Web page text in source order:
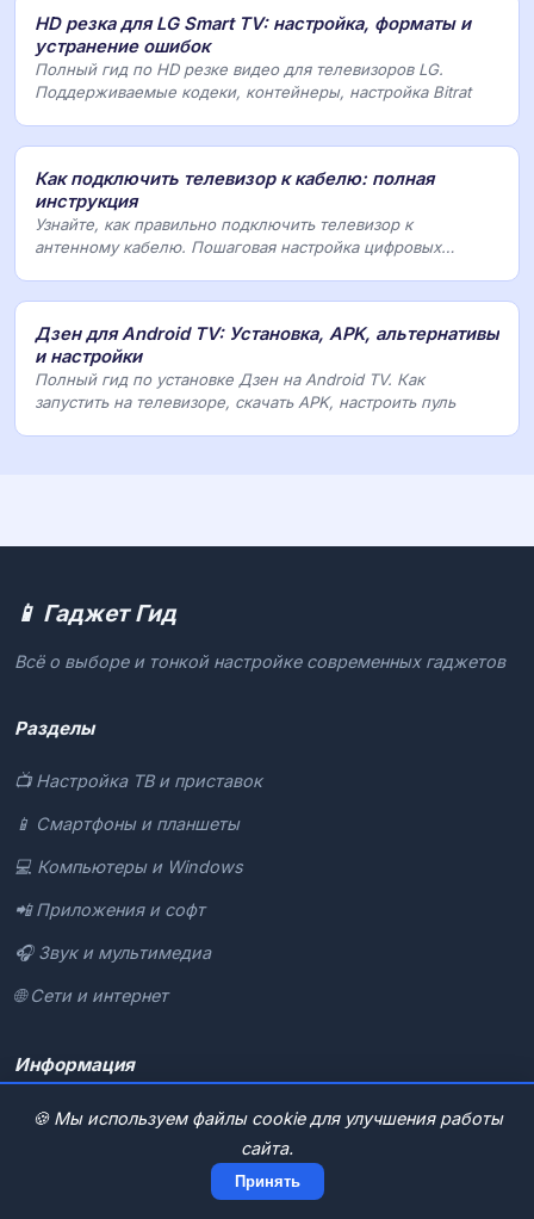
HD резка для LG Smart TV: настройка, форматы и
устранение ошибок
Полный гид по HD резке видео для телевизоров LG.
Поддерживаемые кодеки, контейнеры, настройка Bitrat
Как подключить телевизор к кабелю: полная
инструкция
Узнайте, как правильно подключить телевизор к
антенному кабелю. Пошаговая настройка цифровых
Дзен для Android TV: Установка, APK, альтернативы
и настройки
Полный гид по установке Дзен на Android TV. Как
запустить на телевизоре, скачать APK, настроить пуль
📱 Гаджет Гид
Всё о выборе и тонкой настройке современных гаджетов
Разделы
📺 Настройка ТВ и приставок
📱 Смартфоны и планшеты
💻 Компьютеры и Windows
📲 Приложения и софт
🎧 Звук и мультимедиа
🌐 Сети и интернет
Информация
Главная
🍪 Мы используем файлы cookie для улучшения работы
сайта.
Принять